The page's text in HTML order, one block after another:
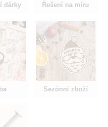
dárky Řešení na míru
Sezónní zboží